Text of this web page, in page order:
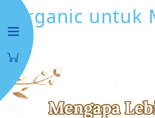
Organic untuk